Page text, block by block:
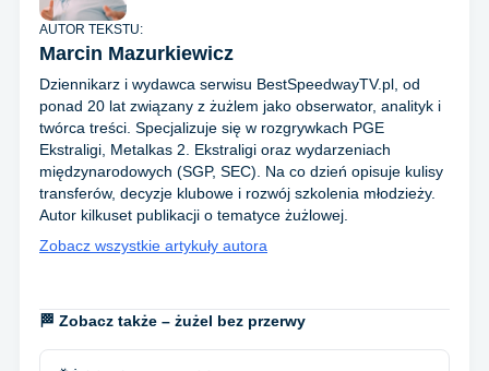
AUTOR TEKSTU:
Marcin Mazurkiewicz
Dziennikarz i wydawca serwisu BestSpeedwayTV.pl, od
ponad 20 lat związany z żużlem jako obserwator, analityk i
twórca treści. Specjalizuje się w rozgrywkach PGE
Ekstraligi, Metalkas 2. Ekstraligi oraz wydarzeniach
międzynarodowych (SGP, SEC). Na co dzień opisuje kulisy
transferów, decyzje klubowe i rozwój szkolenia młodzieży.
Autor kilkuset publikacji o tematyce żużlowej.
Zobacz wszystkie artykuły autora
🏁 Zobacz także – żużel bez przerwy